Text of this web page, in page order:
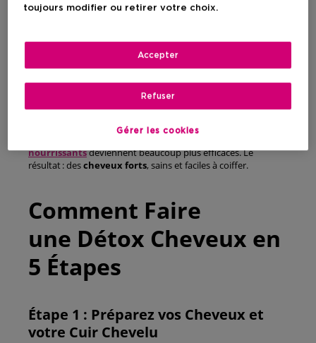
régulièrement donne un
cuir cheveluprofite également :
résidussignifiemoins de démangeaisonset un cuir
. De plus,
nourrissantsdeviennent beaucoup plus efficaces. Le
résultat : descheveux forts, sains et faciles à coiffer.
Comment Faire
une Détox Cheveux en
5 Étapes
Étape 1 : Préparez vos Cheveux et
votre Cuir Chevelu
toujours modifier ou retirer votre choix.
Gérer les cookies
Refuser
Accepter